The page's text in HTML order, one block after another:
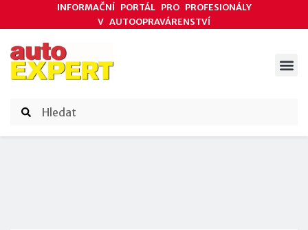
INFORMAČNÍ PORTÁL PRO PROFESIONÁLY
V AUTOOPRAVÁRENSTVÍ